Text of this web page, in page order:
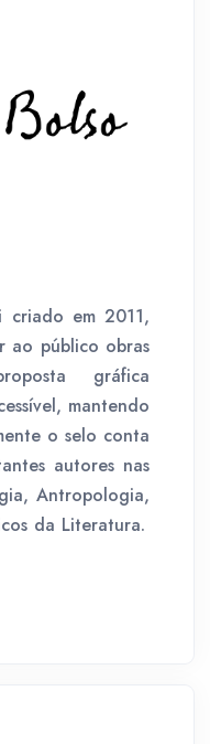
criado em 2011,
ao público obras
gráfica
mantendo
o selo conta
autores nas
Antropologia,
da Literatura.